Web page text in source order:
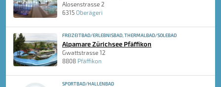
Alosenstrasse 2
6315 Oberägeri
FREIZEITBAD/ERLEBNISBAD, THERMALBAD/SOLEBAD
Alpamare Zürichsee Pfäffikon
Gwattstrasse 12
8808 Pfäffikon
SPORTBAD/HALLENBAD